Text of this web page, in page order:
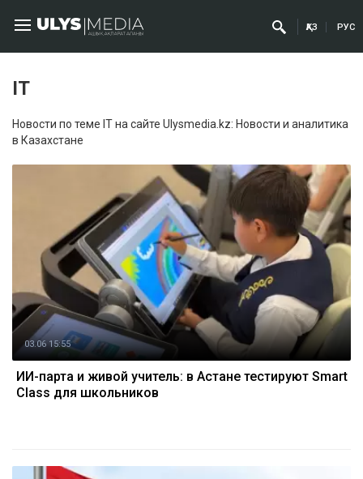
ҚАЗ РУС
IT
Новости по теме IT на сайте Ulysmedia.kz: Новости и аналитика
в Казахстане
03.06 15:55
ИИ-парта и живой учитель: в Астане тестируют Smart
Class для школьников